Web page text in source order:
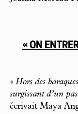
« ON
« Hors des
surgissant d’un
écrivait Maya